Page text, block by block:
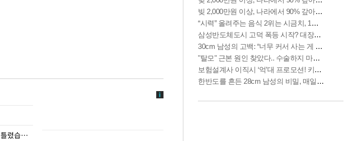
표창원, 남규리에 15년 만에 사과…"제가 틀렸습니다"